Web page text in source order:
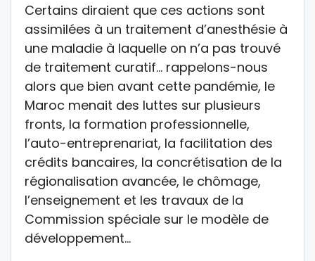
Certains diraient que ces actions sont
assimilées à un traitement d’anesthésie à
une maladie à laquelle on n’a pas trouvé
de traitement curatif… rappelons-nous
alors que bien avant cette pandémie, le
Maroc menait des luttes sur plusieurs
fronts, la formation professionnelle,
l’auto-entreprenariat, la facilitation des
crédits bancaires, la concrétisation de la
régionalisation avancée, le chômage,
l’enseignement et les travaux de la
Commission spéciale sur le modèle de
développement…